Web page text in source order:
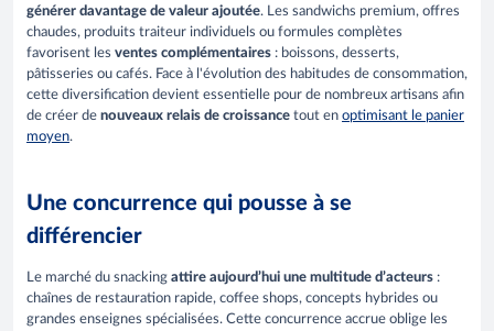
générer davantage de valeur ajoutée. Les sandwichs premium, offres
chaudes, produits traiteur individuels ou formules complètes
favorisent les ventes complémentaires : boissons, desserts,
pâtisseries ou cafés. Face à l'évolution des habitudes de consommation,
cette diversification devient essentielle pour de nombreux artisans afin
de créer de nouveaux relais de croissance tout en optimisant le panier
moyen.
Une concurrence qui pousse à se
différencier
Le marché du snacking attire aujourd’hui une multitude d’acteurs :
chaînes de restauration rapide, coffee shops, concepts hybrides ou
grandes enseignes spécialisées. Cette concurrence accrue oblige les